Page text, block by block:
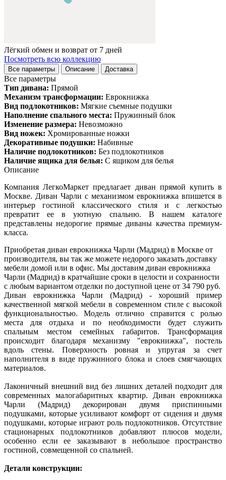
Лёгкий обмен и возврат от 7 дней
Посмотреть всю коллекцию
Все параметры Описание Доставка
Все параметры
Тип дивана: Прямой
Механизм трансформации: Еврокнижка
Вид подлокотников: Мягкие съемные подушки
Наполнение спального места: Пружинный блок
Изменение размера: Невозможно
Вид ножек: Хромированные ножки
Декоративные подушки: Набивные
Наличие подлокотников: Без подлокотников
Наличие ящика для белья: С ящиком для белья
Описание
Компания ЛегкоМаркет предлагает диван прямой купить в
Москве. Диван Чарли с механизмом еврокнижка впишется в
интерьер гостиной классического стиля и с легкостью
превратит ее в уютную спальню. В нашем каталоге
представлены недорогие прямые диваны качества премиум-
класса.
Приобретая диван еврокнижка Чарли (Мадрид) в Москве от
производителя, вы так же можете недорого заказать доставку
мебели домой или в офис. Мы доставим диван еврокнижка
Чарли (Мадрид) в кратчайшие сроки в целости и сохранности
с любым вариантом отделки по доступной цене от 34 790 руб.
Диван еврокнижка Чарли (Мадрид) - хороший пример
качественной мягкой мебели в современном стиле с высокой
функциональностью. Модель отлично справится с ролью
места для отдыха и по необходимости будет служить
спальным местом семейных габаритов. Трансформация
происходит благодаря механизму "еврокнижка", постель
вдоль стены. Поверхность ровная и упругая за счет
наполнителя в виде пружинного блока и слоев смягчающих
материалов.
Лаконичный внешний вид без лишних деталей подходит для
современных малогабаритных квартир. Диван еврокнижка
Чарли (Мадрид) декорирован двумя приспинными
подушками, которые усиливают комфорт от сидения и двумя
подушками, которые играют роль подлокотников. Отсутствие
стационарных подлокотников добавляют плюсов модели,
особенно если ее заказывают в небольшое пространство
гостиной, совмещенной со спальней.
Детали конструкции: